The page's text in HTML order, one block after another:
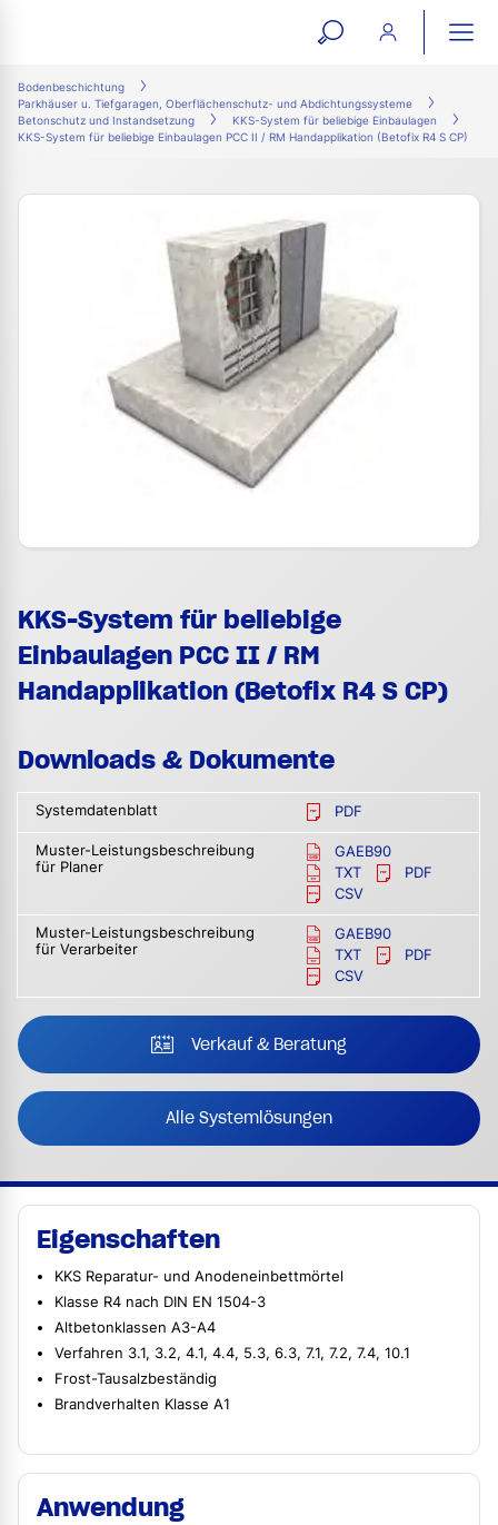
open
form
Bodenbeschichtung
Parkhäuser u. Tiefgaragen, Oberflächenschutz- und Abdichtungssysteme
Betonschutz und Instandsetzung
KKS-System für beliebige Einbaulagen
KKS-System für beliebige Einbaulagen PCC II / RM Handapplikation (Betofix R4 S CP)
KKS-System für beliebige
Einbaulagen PCC II / RM
Handapplikation (Betofix R4 S CP)
Downloads & Dokumente
Systemdatenblatt PDF
Muster-Leistungsbeschreibung
für Planer
GAEB90
TXT
PDF
CSV
Muster-Leistungsbeschreibung
für Verarbeiter
GAEB90
TXT
PDF
CSV
Verkauf & Beratung
Alle Systemlösungen
Eigenschaften
KKS Reparatur- und Anodeneinbettmörtel
Klasse R4 nach DIN EN 1504-3
Altbetonklassen A3-A4
Verfahren 3.1, 3.2, 4.1, 4.4, 5.3, 6.3, 7.1, 7.2, 7.4, 10.1
Frost-Tausalzbeständig
Brandverhalten Klasse A1
Anwendung